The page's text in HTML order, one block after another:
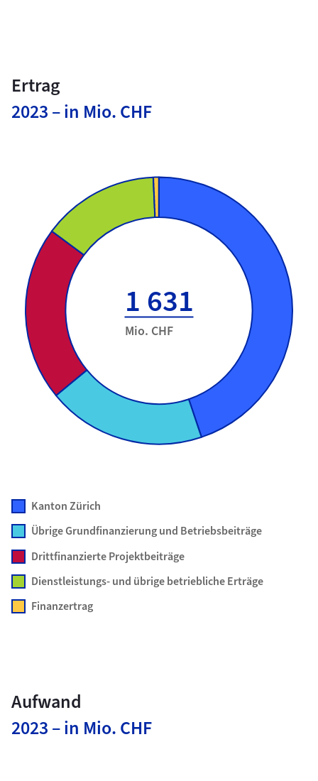
Ertrag
2023 – in Mio. CHF
1 631
Mio. CHF
Kanton Zürich
Übrige Grundfinanzierung und Betriebsbeiträge
Drittfinanzierte Projektbeiträge
Dienstleistungs- und übrige betriebliche Erträge
Finanzertrag
Aufwand
2023 – in Mio. CHF